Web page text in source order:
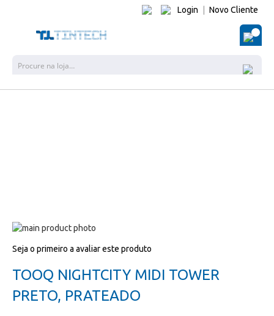
Login Novo Cliente
O
Salte
o
galeria
de
para
início
da
galeria
Seja o primeiro a avaliar este produto
TOOQ NIGHTCITY MIDI TOWER
PRETO, PRATEADO